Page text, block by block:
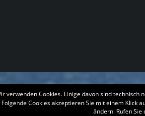
verwenden Cookies. Einige davon sind
Folgende Cookies akzeptieren Sie mit einem Klick
ändern. Rufen